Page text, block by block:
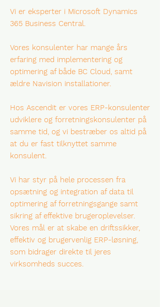
Vi er eksperter i Microsoft Dynamics
365 Business Central.
Vores konsulenter har mange års
erfaring med implementering og
optimering af både BC Cloud, samt
ældre Navision installationer.
Hos Ascendit er vores ERP-konsulenter
udviklere og forretningskonsulenter på
samme tid, og vi bestræber os altid på
at du er fast tilknyttet samme
konsulent.
Vi har styr på hele processen fra
opsætning og integration af data til
optimering af forretningsgange samt
sikring af effektive brugeroplevelser.
Vores mål er at skabe en driftssikker,
effektiv og brugervenlig ERP-løsning,
som bidrager direkte til jeres
virksomheds succes.